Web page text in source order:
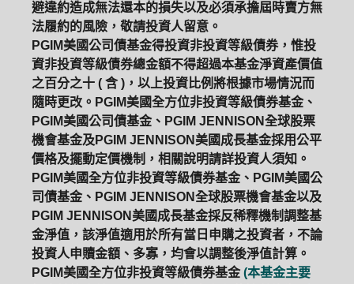
ETF 中國好時平衡
醫療生化 中國品牌 0%手續費
基金申購 策略成長 拉丁美洲
大中華
避違約造成無法還本的損失以及必須承擔屆時賣方無
法履約的風險，敬請投資人留意。
PGIM美國公司債基金得投資非投資等級債券，惟投
資非投資等級債券總金額不得超過本基金淨資產價值
之百分之十 ( 含 )，以上投資比例將根據市場情況而
隨時更改。PGIM美國全方位非投資等級債券基金、
PGIM美國公司債基金、PGIM JENNISON全球股票
機會基金及PGIM JENNISON美國成長基金採用公平
價格及擺動定價機制，相關說明請詳投資人須知。
PGIM美國全方位非投資等級債券基金、PGIM美國公
司債基金、PGIM JENNISON全球股票機會基金以及
PGIM JENNISON美國成長基金採反稀釋機制調整基
金淨值，該淨值適用於所有當日申購之投資者，不論
投資人申贖金額、多寡，均會以調整後淨值計算。
PGIM美國全方位非投資等級債券基金 (本基金主要